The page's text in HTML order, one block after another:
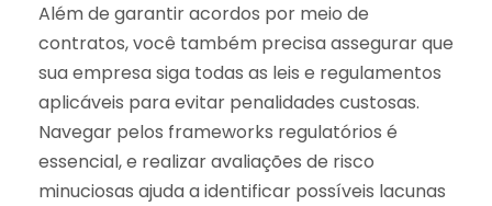
Além de garantir acordos por meio de
contratos, você também precisa assegurar que
sua empresa siga todas as leis e regulamentos
aplicáveis para evitar penalidades custosas.
Navegar pelos frameworks regulatórios é
essencial, e realizar avaliações de risco
minuciosas ajuda a identificar possíveis lacunas